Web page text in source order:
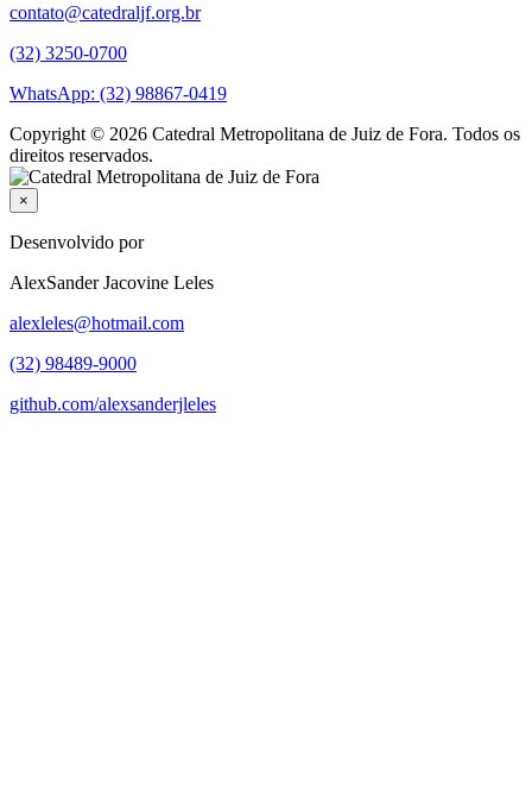
contato@catedraljf.org.br
(32) 3250-0700
WhatsApp: (32) 98867-0419
Copyright © 2026 Catedral Metropolitana de Juiz de Fora. Todos os
direitos reservados.
×
Desenvolvido por
AlexSander Jacovine Leles
alexleles@hotmail.com
(32) 98489-9000
github.com/alexsanderjleles